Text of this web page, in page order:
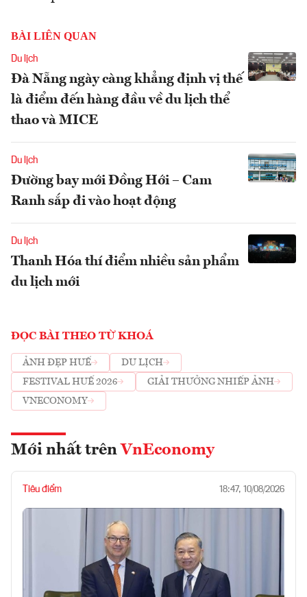
BÀI LIÊN QUAN
Du lịch
Đà Nẵng ngày càng khẳng định vị thế
là điểm đến hàng đầu về du lịch thể
thao và MICE
Du lịch
Đường bay mới Đồng Hới – Cam
Ranh sắp đi vào hoạt động
Du lịch
Thanh Hóa thí điểm nhiều sản phẩm
du lịch mới
ĐỌC BÀI THEO TỪ KHOÁ
ẢNH ĐẸP HUẾ
DU LỊCH
FESTIVAL HUẾ 2026
GIẢI THƯỞNG NHIẾP ẢNH
VNECONOMY
Mới nhất trên VnEconomy
Tiêu điểm 18:47, 10/08/2026